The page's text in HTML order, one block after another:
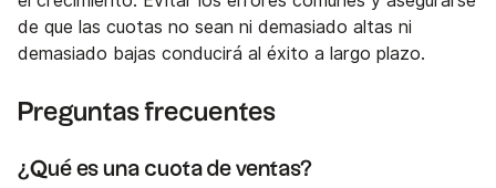
de que las cuotas no sean ni demasiado altas ni
demasiado bajas conducirá al éxito a largo plazo.
Preguntas frecuentes
¿Qué es una cuota de ventas?